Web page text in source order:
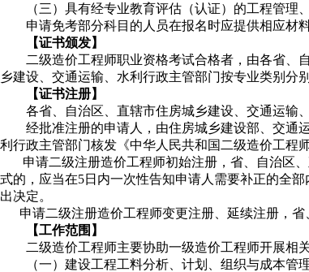
（三）具有经专业教育评估（认证）的工程管理
申请免考部分科目的人员在报名时应提供相应材料
【证书颁发】
二级造价工程师职业资格考试合格者，由各省、
乡建设、交通运输、水利行政主管部门按专业类别分
【证书注册】
各省、自治区、直辖市住房城乡建设、交通运输
经批准注册的申请人，由住房城乡建设部、交通
利行政主管部门核发《中华人民共和国二级造价工程
申请二级注册造价工程师初始注册，省、自治区、
式的，应当在5日内一次性告知申请人需要补正的全
出决定。
申请二级注册造价工程师变更注册、延续注册，省
【工作范围】
二级造价工程师主要协助一级造价工程师开展相
（一）建设工程工料分析、计划、组织与成本管